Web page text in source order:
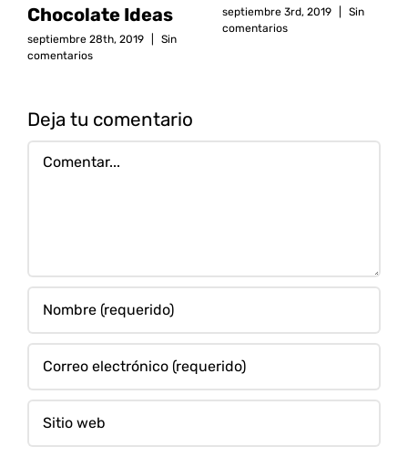
Chocolate Ideas
septiembre 28th, 2019
Sin
comentarios
septiembre 3rd, 2019
Sin
comentarios
Deja tu comentario
Comentar